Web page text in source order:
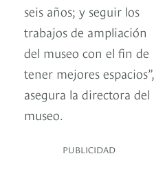
seis años; y seguir los
trabajos de ampliación
del museo con el fin de
tener mejores espacios”,
asegura la directora del
museo.
PUBLICIDAD